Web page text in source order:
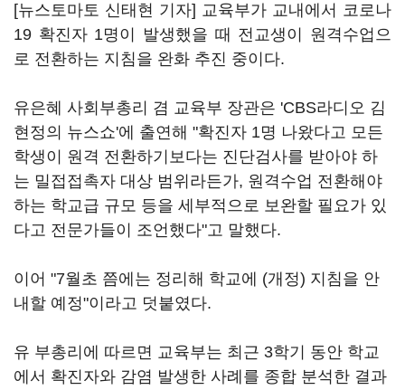
[뉴스토마토 신태현 기자] 교육부가 교내에서 코로나
19 확진자 1명이 발생했을 때 전교생이 원격수업으
로 전환하는 지침을 완화 추진 중이다.
유은혜 사회부총리 겸 교육부 장관은 'CBS라디오 김
현정의 뉴스쇼'에 출연해 "확진자 1명 나왔다고 모든
학생이 원격 전환하기보다는 진단검사를 받아야 하
는 밀접접촉자 대상 범위라든가, 원격수업 전환해야
하는 학교급 규모 등을 세부적으로 보완할 필요가 있
다고 전문가들이 조언했다"고 말했다.
이어 "7월초 쯤에는 정리해 학교에 (개정) 지침을 안
내할 예정"이라고 덧붙였다.
유 부총리에 따르면 교육부는 최근 3학기 동안 학교
에서 확진자와 감염 발생한 사례를 종합 분석한 결과